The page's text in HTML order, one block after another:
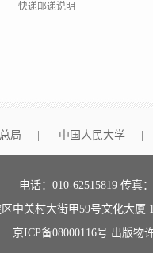
快递邮递说明
局 中国人民大学
电话：010-62515819 传真
中关村大街甲59号文化大厦
京ICP备08000116号 出版物